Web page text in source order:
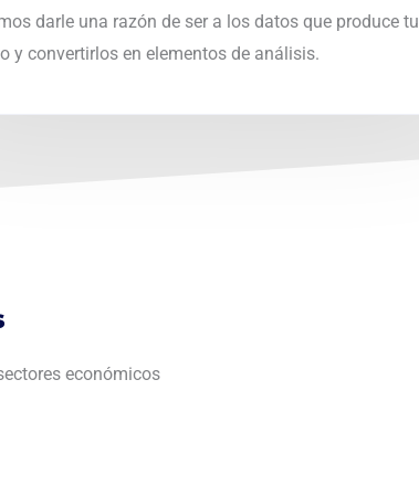
darle una razón de ser a los datos que produce tu
y convertirlos en elementos de análisis.
económicos